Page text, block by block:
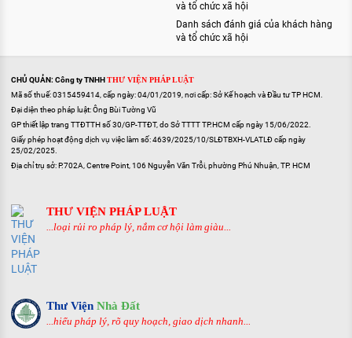
và tổ chức xã hội
Danh sách đánh giá của khách hàng
và tổ chức xã hội
CHỦ QUẢN: Công ty TNHHTHƯ VIỆN PHÁP LUẬT
Mã số thuế: 0315459414, cấp ngày: 04/01/2019, nơi cấp: Sở Kế hoạch và Đầu tư TP HCM.
Đại diện theo pháp luật: Ông Bùi Tường Vũ
GP thiết lập trang TTĐTTH số 30/GP-TTĐT, do Sở TTTT TP.HCM cấp ngày 15/06/2022.
Giấy phép hoạt động dịch vụ việc làm số: 4639/2025/10/SLĐTBXH-VLATLĐ cấp ngày
25/02/2025.
Địa chỉ trụ sở: P.702A, Centre Point, 106 Nguyễn Văn Trỗi, phường Phú Nhuận, TP. HCM
THƯ VIỆN PHÁP LUẬT
...loại rủi ro pháp lý, nắm cơ hội làm giàu...
Thư Viện Nhà Đất
...hiểu pháp lý, rõ quy hoạch, giao dịch nhanh...